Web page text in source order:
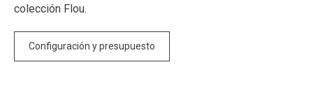
colección Flou.
Configuración y presupuesto